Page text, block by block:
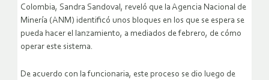
Colombia, Sandra Sandoval, reveló que la Agencia Nacional de
Minería (ANM) identificó unos bloques en los que se espera se
pueda hacer el lanzamiento, a mediados de febrero, de cómo
operar este sistema.
De acuerdo con la funcionaria, este proceso se dio luego de